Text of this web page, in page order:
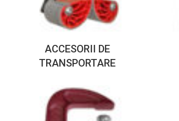
ACCESORII DE
TRANSPORTARE